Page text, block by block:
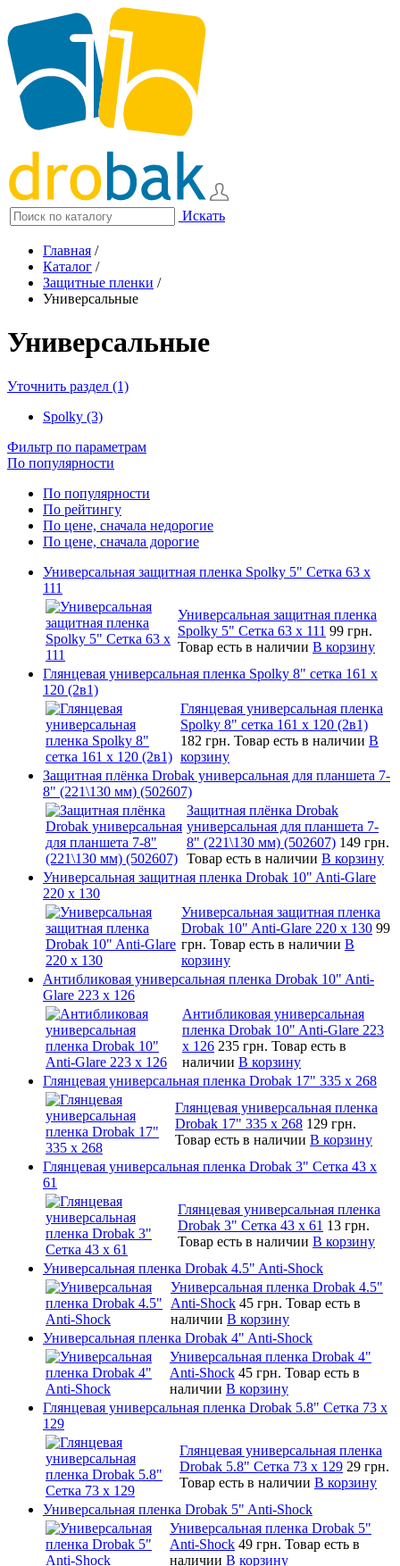
Искать
Главная /
Каталог /
Защитные пленки /
Универсальные
Универсальные
Уточнить раздел (1)
Spolky (3)
Фильтр по параметрам
По популярности
По популярности
По рейтингу
По цене, сначала недорогие
По цене, сначала дорогие
Универсальная защитная пленка Spolky 5" Сетка 63 x
111
Универсальная защитная пленка
Spolky 5" Сетка 63 x 111 99 грн.
Товар есть в наличии В корзину
Глянцевая универсальная пленка Spolky 8" сетка 161 х
120 (2в1)
Глянцевая универсальная пленка
Spolky 8" сетка 161 х 120 (2в1)
182 грн. Товар есть в наличии В
корзину
Защитная плёнка Drobak универсальная для планшета 7-
8" (221\130 мм) (502607)
Защитная плёнка Drobak
универсальная для планшета 7-
8" (221\130 мм) (502607) 149 грн.
Товар есть в наличии В корзину
Универсальная защитная пленка Drobak 10" Anti-Glare
220 x 130
Универсальная защитная пленка
Drobak 10" Anti-Glare 220 x 130 99
грн. Товар есть в наличии В
корзину
Антибликовая универсальная пленка Drobak 10" Anti-
Glare 223 x 126
Антибликовая универсальная
пленка Drobak 10" Anti-Glare 223
x 126 235 грн. Товар есть в
наличии В корзину
Глянцевая универсальная пленка Drobak 17" 335 х 268
Глянцевая универсальная пленка
Drobak 17" 335 х 268 129 грн.
Товар есть в наличии В корзину
Глянцевая универсальная пленка Drobak 3" Сетка 43 x
61
Глянцевая универсальная пленка
Drobak 3" Сетка 43 x 61 13 грн.
Товар есть в наличии В корзину
Универсальная пленка Drobak 4.5" Anti-Shock
Универсальная пленка Drobak 4.5"
Anti-Shock 45 грн. Товар есть в
наличии В корзину
Универсальная пленка Drobak 4" Anti-Shock
Универсальная пленка Drobak 4"
Anti-Shock 45 грн. Товар есть в
наличии В корзину
Глянцевая универсальная пленка Drobak 5.8" Сетка 73 x
129
Глянцевая универсальная пленка
Drobak 5.8" Сетка 73 x 129 29 грн.
Товар есть в наличии В корзину
Универсальная пленка Drobak 5" Anti-Shock
Универсальная пленка Drobak 5"
Anti-Shock 49 грн. Товар есть в
наличии В корзину